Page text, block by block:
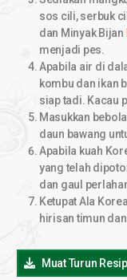
sos cili, serbuk
dan Minyak Bijan
menjadi pes.
Apabila air di
kombu dan ikan
siap tadi. Kacau
Masukkan
daun bawang
Apabila kuah
yang telah
dan gaul
Ketupat Ala Korea
hirisan timun
Muat Turun